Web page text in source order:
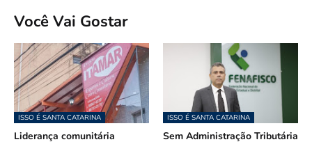
Você Vai Gostar
ISSO É SANTA CATARINA
Liderança comunitária
ISSO É SANTA CATARINA
Sem Administração Tributária